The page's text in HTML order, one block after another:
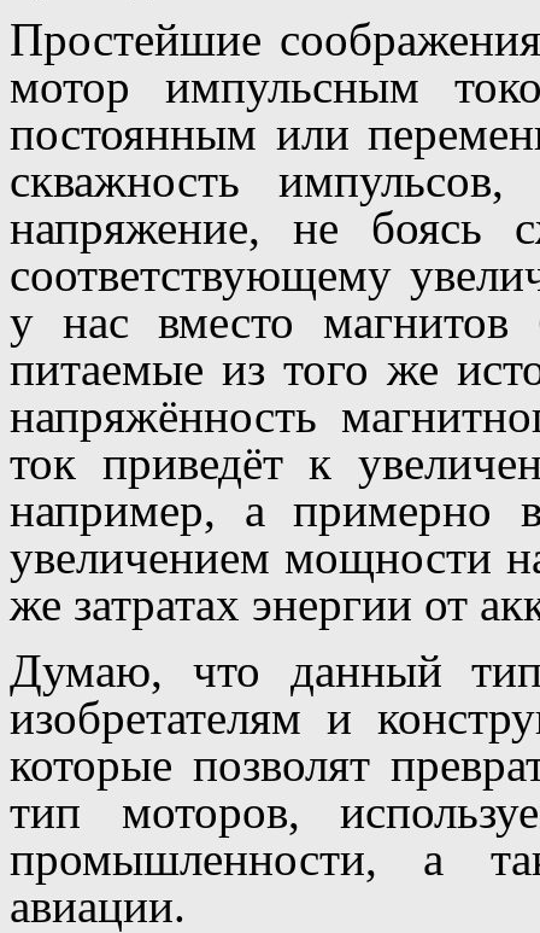
Простейшие
мотор импульсным
постоянным или
скважность
напряжение, не боясь
соответствующему
у нас вместо магнитов
питаемые из того же
напряжённость
ток приведёт к
например, а примерно
увеличением мощности
же затратах энергии от
Думаю, что данный тип
изобретателям и
которые позволят
тип моторов,
промышленности, а
авиации.